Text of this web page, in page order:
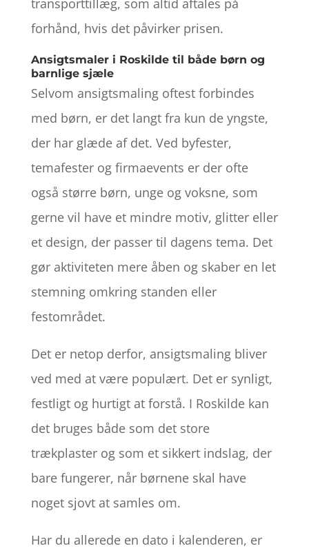
transporttillæg, som altid aftales på
forhånd, hvis det påvirker prisen.
Ansigtsmaler i Roskilde til både børn og
barnlige sjæle
Selvom ansigtsmaling oftest forbindes
med børn, er det langt fra kun de yngste,
der har glæde af det. Ved byfester,
temafester og firmaevents er der ofte
også større børn, unge og voksne, som
gerne vil have et mindre motiv, glitter eller
et design, der passer til dagens tema. Det
gør aktiviteten mere åben og skaber en let
stemning omkring standen eller
festområdet.
Det er netop derfor, ansigtsmaling bliver
ved med at være populært. Det er synligt,
festligt og hurtigt at forstå. I Roskilde kan
det bruges både som det store
trækplaster og som et sikkert indslag, der
bare fungerer, når børnene skal have
noget sjovt at samles om.
Har du allerede en dato i kalenderen, er